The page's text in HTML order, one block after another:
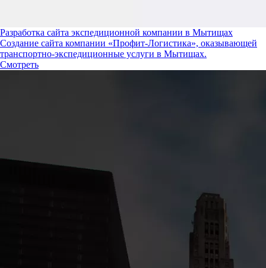
Разработка сайта экспедиционной компании в Мытищах
Создание сайта компании «Профит-Логистика», оказывающей
транспортно-экспедиционные услуги в Мытищах.
Смотреть